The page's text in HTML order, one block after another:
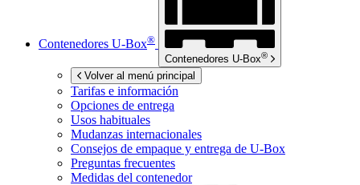
Contenedores U-Box®
Contenedores U-Box®
Volver al menú principal
Tarifas e información
Opciones de entrega
Usos habituales
Mudanzas internacionales
Consejos de empaque y entrega de U-Box
Preguntas frecuentes
Medidas del contenedor